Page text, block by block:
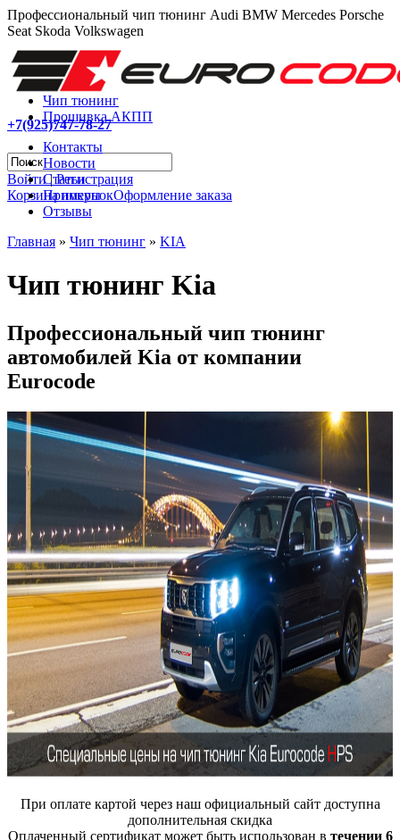
Профессиональный чип тюнинг Audi BMW Mercedes Porsche
Seat Skoda Volkswagen
+7(925)747-78-27
Войти|Регистрация
Корзина покупокОформление заказа
Чип тюнинг
Прошивка АКПП
Контакты
Новости
Статьи
Примеры
Отзывы
Главная » Чип тюнинг » KIA
Чип тюнинг Kia
Профессиональный чип тюнинг
автомобилей Kia от компании
Eurocode
При оплате картой через наш официальный сайт доступна
дополнительная скидка
Оплаченный сертификат может быть использован в течении 6